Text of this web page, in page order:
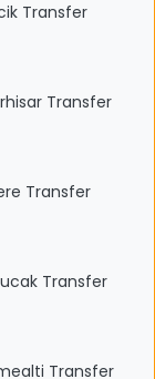
Transfer
Transfer
Transfer
Transfer
Transfer